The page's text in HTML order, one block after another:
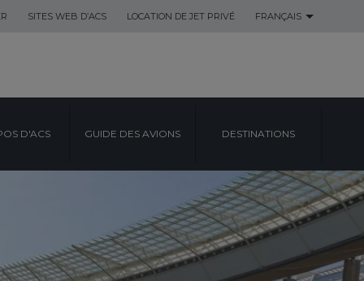
SITES WEB D’ACS LOCATION DE JET PRIVÉ FRANÇAIS
D'ACS GUIDE DES AVIONS DESTINATIONS